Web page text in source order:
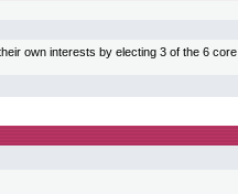
own interests by electing 3 of the 6 core